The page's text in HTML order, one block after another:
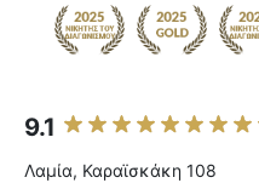
9.1
Λαμία, Καραϊσκάκη 108